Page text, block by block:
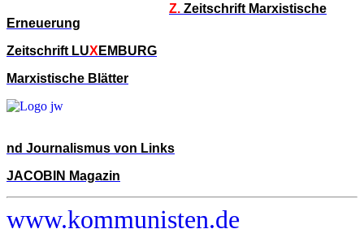
Z. Zeitschrift Marxistische
Erneuerung
Zeitschrift LUX EMBURG
Marxistische Blätter
nd Journalismus von Links
JACOBIN Magazin
www.kommunisten.de